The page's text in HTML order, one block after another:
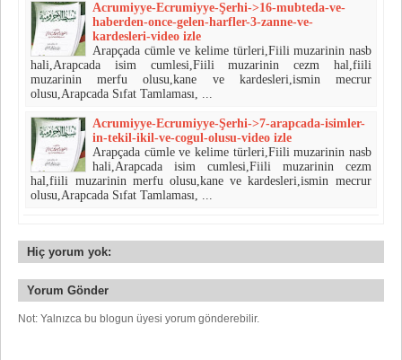
Acrumiyye-Ecrumiyye-Şerhi->16-mubteda-ve-
haberden-once-gelen-harfler-3-zanne-ve-
kardesleri-video izle
Arapçada cümle ve kelime türleri,Fiili muzarinin nasb
hali,Arapcada isim cumlesi,Fiili muzarinin cezm hal,fiili
muzarinin merfu olusu,kane ve kardesleri,ismin mecrur
olusu,Arapcada Sıfat Tamlaması, ...
Acrumiyye-Ecrumiyye-Şerhi->7-arapcada-isimler-
in-tekil-ikil-ve-cogul-olusu-video izle
Arapçada cümle ve kelime türleri,Fiili muzarinin nasb
hali,Arapcada isim cumlesi,Fiili muzarinin cezm
hal,fiili muzarinin merfu olusu,kane ve kardesleri,ismin mecrur
olusu,Arapcada Sıfat Tamlaması, ...
Hiç yorum yok:
Yorum Gönder
Not: Yalnızca bu blogun üyesi yorum gönderebilir.